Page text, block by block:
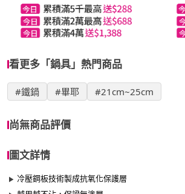
看更多「鍋具」熱門商品
#鐵鍋 #畢耶 #21cm~25cm
尚無商品評價
圖文詳情
冷壓鋼板技術製成抗氧化保護層